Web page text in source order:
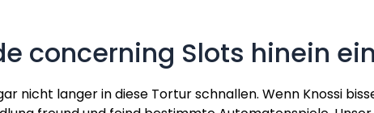
concerning Slots hinein
nicht langer in diese Tortur schnallen. Wenn Knossi